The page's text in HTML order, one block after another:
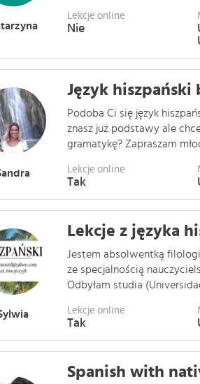
Lekcje online
Nie
Język hiszpański
Podoba Ci się język
znasz już podstawy ale
gramatykę? Zapraszam
Lekcje online
Tak
Lekcje z języka
Jestem absolwentką
ze specjalnością
Odbyłam studia
Lekcje online
Tak
Spanish with